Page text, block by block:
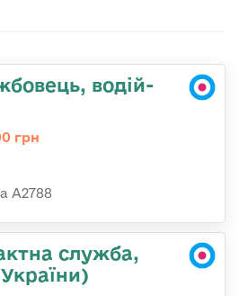
водій-
грн
А2788
служба,